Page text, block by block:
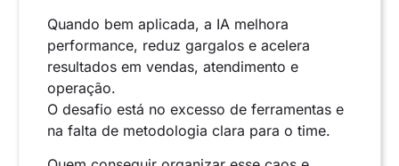
Quando bem aplicada, a IA melhora
performance, reduz gargalos e acelera
resultados em vendas, atendimento e
operação.
O desafio está no excesso de ferramentas e
na falta de metodologia clara para o time.